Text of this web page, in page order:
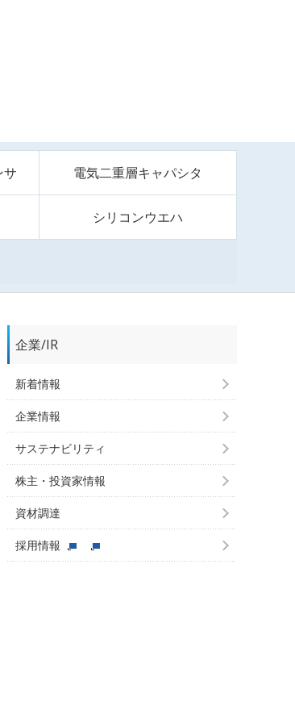
サ 電気二重層キャパシタ
シリコンウエハ
企業/IR
新着情報
企業情報
サステナビリティ
株主・投資家情報
資材調達
採用情報